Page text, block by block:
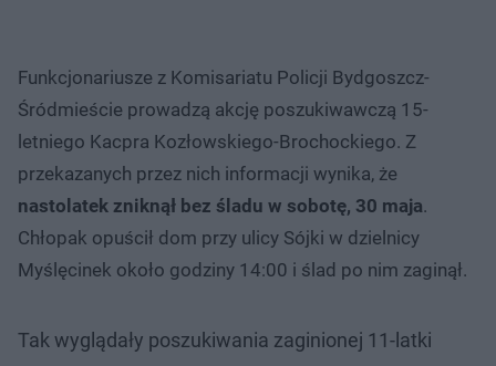
Funkcjonariusze z Komisariatu Policji Bydgoszcz-
Śródmieście prowadzą akcję poszukiwawczą 15-
letniego Kacpra Kozłowskiego-Brochockiego. Z
przekazanych przez nich informacji wynika, że
nastolatek zniknął bez śladu w sobotę, 30 maja.
Chłopak opuścił dom przy ulicy Sójki w dzielnicy
Myślęcinek około godziny 14:00 i ślad po nim zaginął.
Tak wyglądały poszukiwania zaginionej 11-latki